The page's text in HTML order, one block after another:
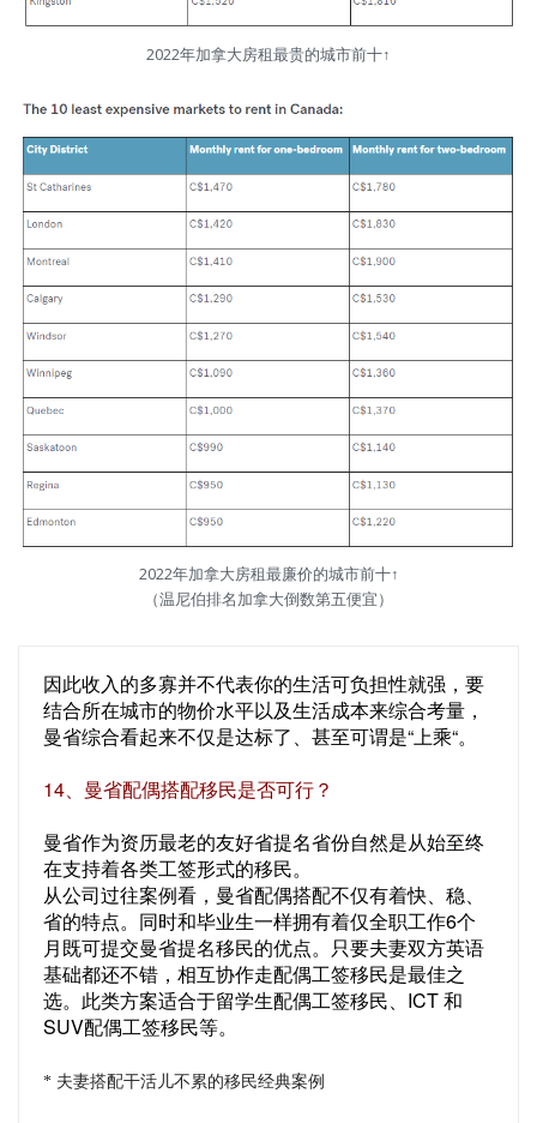
2022年加拿大房租最贵的城市前十↑
2022年加拿大房租最廉价的城市前十↑
（温尼伯排名加拿大倒数第五便宜）
因此收入的多寡并不代表你的生活可负担性就强，要
结合所在城市的物价水平以及生活成本来综合考量，
曼省综合看起来不仅是达标了、甚至可谓是“上乘“。
14、曼省配偶搭配移民是否可行？
曼省作为资历最老的友好省提名省份自然是从始至终
在支持着各类工签形式的移民。
从公司过往案例看，曼省配偶搭配不仅有着快、稳、
省的特点。同时和毕业生一样拥有着仅全职工作6个
月既可提交曼省提名移民的优点。只要夫妻双方英语
基础都还不错，相互协作走配偶工签移民是最佳之
选。此类方案适合于留学生配偶工签移民、ICT 和
SUV配偶工签移民等。
* 夫妻搭配干活儿不累的移民经典案例